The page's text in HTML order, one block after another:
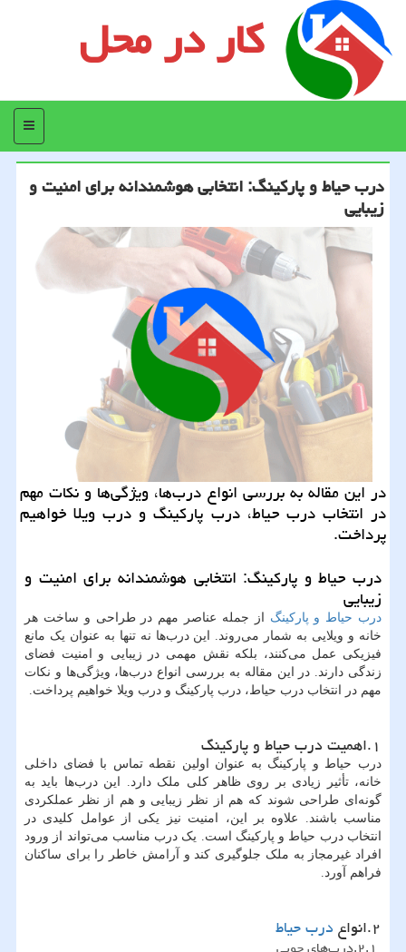
کار در محل
منو
درب حیاط و پارکینگ: انتخابی هوشمندانه برای امنیت و
زیبایی
در این مقاله به بررسی انواع درب‌ها، ویژگی‌ها و نکات مهم
در انتخاب درب حیاط، درب پارکینگ و درب ویلا خواهیم
پرداخت.
درب حیاط و پارکینگ: انتخابی هوشمندانه برای امنیت و
زیبایی
درب حیاط و پارکینگ از جمله عناصر مهم در طراحی و ساخت هر
خانه و ویلایی به شمار می‌روند. این درب‌ها نه تنها به عنوان یک مانع
فیزیکی عمل می‌کنند، بلکه نقش مهمی در زیبایی و امنیت فضای
زندگی دارند. در این مقاله به بررسی انواع درب‌ها، ویژگی‌ها و نکات
مهم در انتخاب درب حیاط، درب پارکینگ و درب ویلا خواهیم پرداخت.
۱.اهمیت درب حیاط و پارکینگ
درب حیاط و پارکینگ به عنوان اولین نقطه تماس با فضای داخلی
خانه، تأثیر زیادی بر روی ظاهر کلی ملک دارد. این درب‌ها باید به
گونه‌ای طراحی شوند که هم از نظر زیبایی و هم از نظر عملکردی
مناسب باشند. علاوه بر این، امنیت نیز یکی از عوامل کلیدی در
انتخاب درب حیاط و پارکینگ است. یک درب مناسب می‌تواند از ورود
افراد غیرمجاز به ملک جلوگیری کند و آرامش خاطر را برای ساکنان
فراهم آورد.
۲.انواع درب حیاط